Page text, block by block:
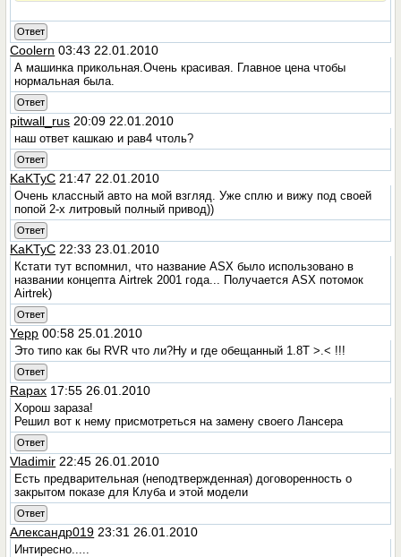
Ответ
Coolern 03:43 22.01.2010
А машинка прикольная.Очень красивая. Главное цена чтобы
нормальная была.
Ответ
pitwall_rus 20:09 22.01.2010
наш ответ кашкаю и рав4 чтоль?
Ответ
KaKTyC 21:47 22.01.2010
Очень классный авто на мой взгляд. Уже сплю и вижу под своей
попой 2-х литровый полный привод))
Ответ
KaKTyC 22:33 23.01.2010
Кстати тут вспомнил, что название ASX было использовано в
названии концепта Airtrek 2001 года... Получается ASX потомок
Airtrek)
Ответ
Yepp 00:58 25.01.2010
Это типо как бы RVR что ли?Ну и где обещанный 1.8T >.< !!!
Ответ
Rapax 17:55 26.01.2010
Хорош зараза!
Решил вот к нему присмотреться на замену своего Лансера
Ответ
Vladimir 22:45 26.01.2010
Есть предварительная (неподтвержденная) договоренность о
закрытом показе для Клуба и этой модели
Ответ
Александр019 23:31 26.01.2010
Интиресно.....